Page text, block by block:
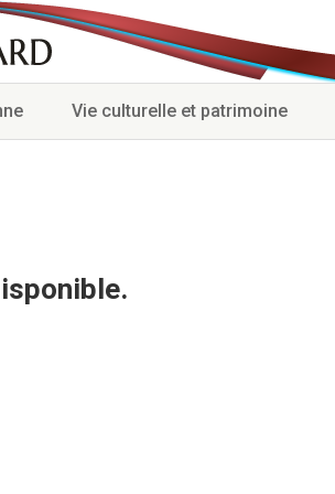
Vie culturelle et patrimoine